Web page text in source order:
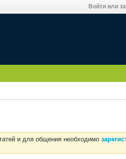
Войти или
и для общения необходимо